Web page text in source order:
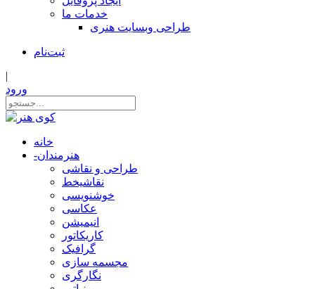
خدمات ما
طراحی وبسایت هنری
ثبت‌نام
|
ورود
خانه
-هنرمندان
طراحی و نقاشی
نقاشیخط
خوشنویسی
عکاسی
انیمیشن
کاریکاتور
گرافیک
مجسمه سازی
نگارگری